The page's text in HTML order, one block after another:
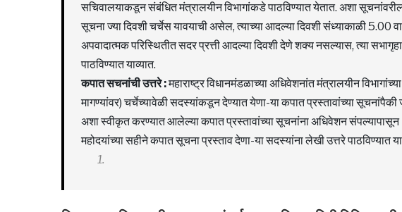
सचिवालयाकडून संबंधित मंत्रालयीन विभागांकडे पाठविण्यात येतात. अशा
सूचना ज्या दिवशी चर्चेस यावयाची असेल, त्याच्या आदल्या दिवशी संध्याकाळी 5.00
अपवादात्मक परिस्थितीत सदर प्रत्ती आदल्या दिवशी देणे शक्य नसल्यास, त्या
पाठविण्यात याव्यात.
कपात सचनांची उत्तरे :महाराष्ट्र विधानमंडळाच्या अधिवेशनांत मंत्रालयीन
मागण्यांवर) चर्चेच्यावेळी सदस्यांकडून देण्यात येणा-या कपात प्रस्तावांच्या
अशा स्वीकृत करण्यात आलेल्या कपात प्रस्तावांच्या सूचनांना अधिवेशन संपल्यापासून
महोदयांच्या सहीने कपात सूचना प्रस्ताव देणा-या सदस्यांना लेखी उत्तरे पाठविण्यात